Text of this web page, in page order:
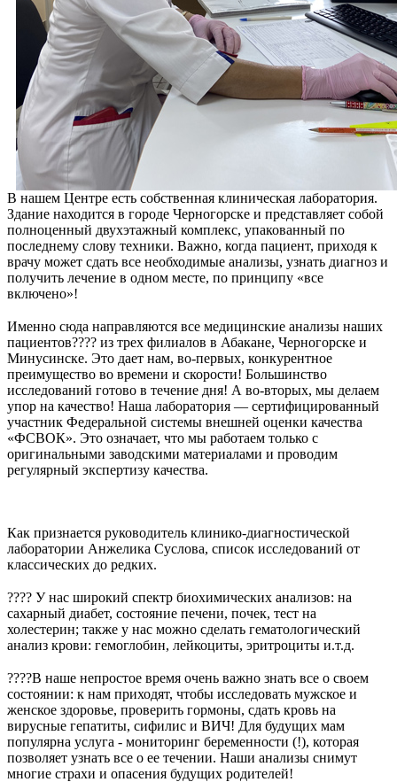
В нашем Центре есть собственная клиническая лаборатория.
Здание находится в городе Черногорске и представляет собой
полноценный двухэтажный комплекс, упакованный по
последнему слову техники. Важно, когда пациент, приходя к
врачу может сдать все необходимые анализы, узнать диагноз и
получить лечение в одном месте, по принципу «все
включено»!
Именно сюда направляются все медицинские анализы наших
пациентов???? из трех филиалов в Абакане, Черногорске и
Минусинске. Это дает нам, во-первых, конкурентное
преимущество во времени и скорости! Большинство
исследований готово в течение дня! А во-вторых, мы делаем
упор на качество! Наша лаборатория — сертифицированный
участник Федеральной системы внешней оценки качества
«ФСВОК». Это означает, что мы работаем только с
оригинальными заводскими материалами и проводим
регулярный экспертизу качества.
Как признается руководитель клинико-диагностической
лаборатории Анжелика Суслова, список исследований от
классических до редких.
???? У нас широкий спектр биохимических анализов: на
сахарный диабет, состояние печени, почек, тест на
холестерин; также у нас можно сделать гематологический
анализ крови: гемоглобин, лейкоциты, эритроциты и.т.д.
????В наше непростое время очень важно знать все о своем
состоянии: к нам приходят, чтобы исследовать мужское и
женское здоровье, проверить гормоны, сдать кровь на
вирусные гепатиты, сифилис и ВИЧ! Для будущих мам
популярна услуга - мониторинг беременности (!), которая
позволяет узнать все о ее течении. Наши анализы снимут
многие страхи и опасения будущих родителей!